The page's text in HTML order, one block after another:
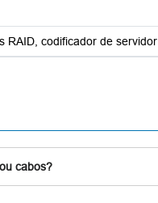
RAID, codificador de servidor
cabos?